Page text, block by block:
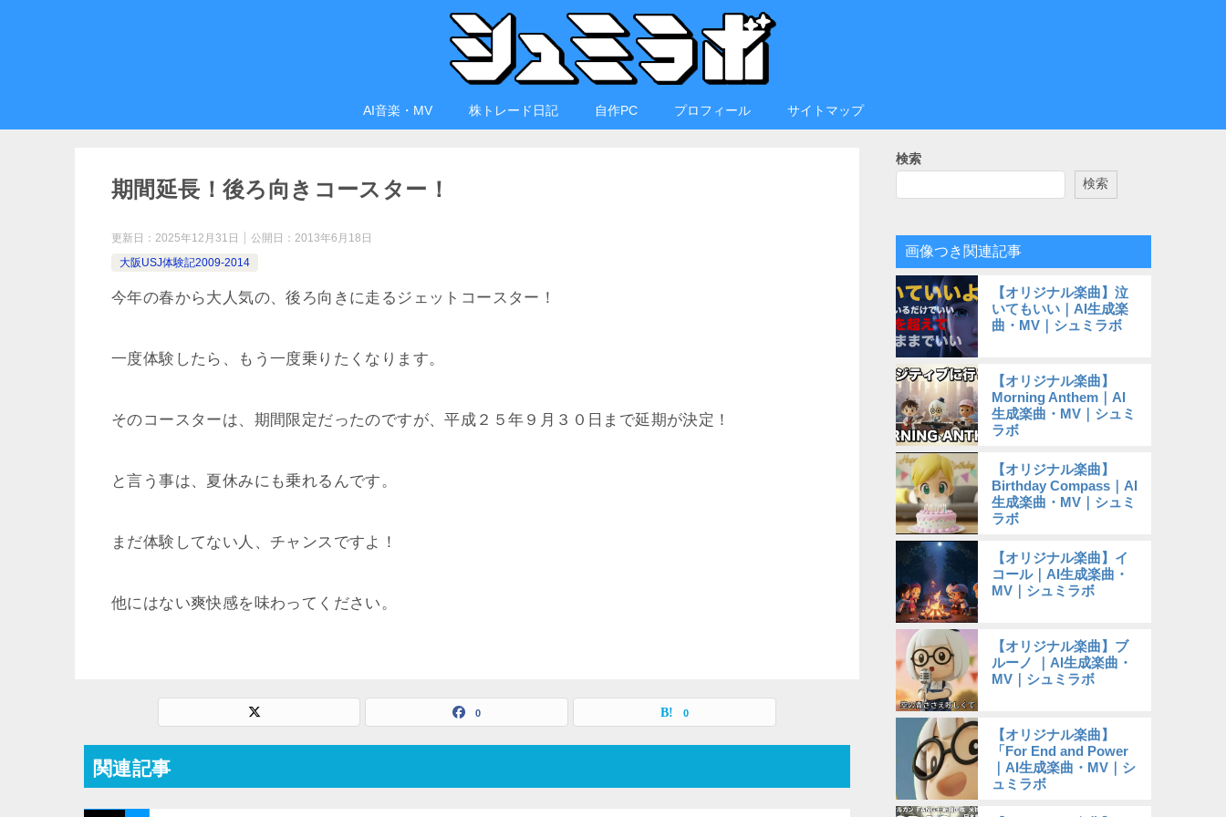
AI音楽・MV 株トレード日記 自作PC プロフィール サイトマップ
期間延長！後ろ向きコースター！
更新日： 2025年12月31日 公開日： 2013年6月18日
大阪USJ体験記2009-2014
今年の春から大人気の、後ろ向きに走るジェットコースター！
一度体験したら、もう一度乗りたくなります。
そのコースターは、期間限定だったのですが、平成２５年９月３０日まで延期が決定！
と言う事は、夏休みにも乗れるんです。
まだ体験してない人、チャンスですよ！
他にはない爽快感を味わってください。
0 0
関連記事
検索
検索
画像つき関連記事
【オリジナル楽曲】泣
いてもいい｜AI生成楽
曲・MV｜シュミラボ
【オリジナル楽曲】
Morning Anthem｜AI
生成楽曲・MV｜シュミ
ラボ
【オリジナル楽曲】
Birthday Compass｜AI
生成楽曲・MV｜シュミ
ラボ
【オリジナル楽曲】イ
コール｜AI生成楽曲・
MV｜シュミラボ
【オリジナル楽曲】ブ
ルーノ ｜AI生成楽曲・
MV｜シュミラボ
【オリジナル楽曲】
「For End and Power
｜AI生成楽曲・MV｜シ
ュミラボ